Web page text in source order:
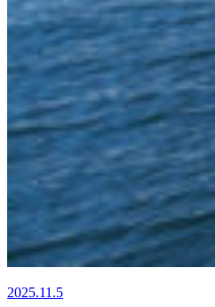
2025.11.5